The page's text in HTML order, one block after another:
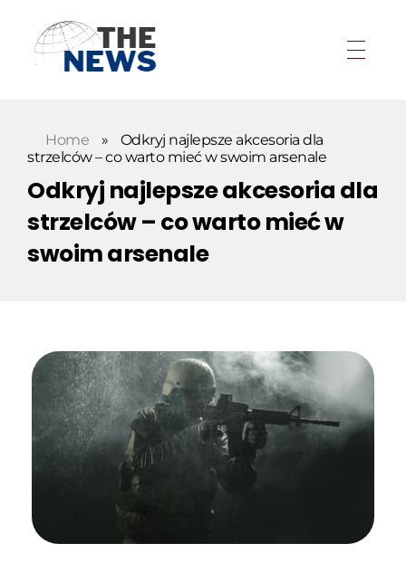
Home »
Odkryj najlepsze akcesoria dla
strzelców – co warto mieć w swoim arsenale
Odkryj najlepsze akcesoria dla
strzelców – co warto mieć w
swoim arsenale